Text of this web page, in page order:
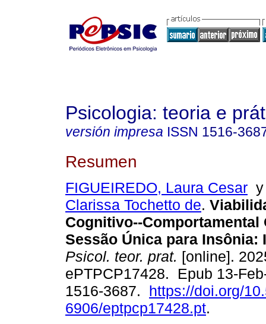
Psicologia: teoria e
versión impresa ISSN 1516-
Resumen
FIGUEIREDO, Laura Cesar
Clarissa Tochetto de.
Cognitivo--Comportamental
Sessão Única para Insônia:
Psicol. teor. prat. [online].
ePTPCP17428. Epub 13-
1516-3687. https://doi.org/
6906/eptpcp17428.pt.